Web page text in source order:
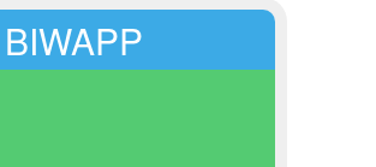
BIWAPP